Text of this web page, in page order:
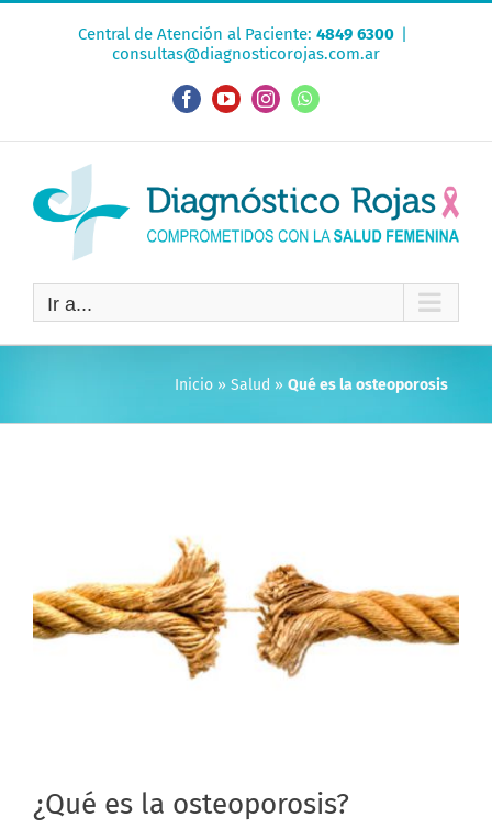
Central de Atención al Paciente: 4849 6300 |
consultas@diagnosticorojas.com.ar
FacebookYouTubeInstagramWhatsApp
Ir a...
Inicio » Salud » Qué es la osteoporosis
¿Qué es la osteoporosis?